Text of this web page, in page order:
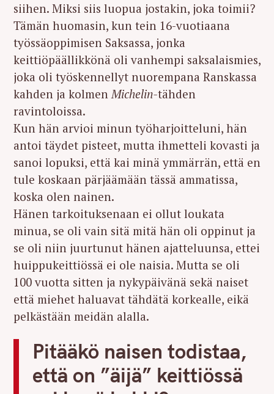
siihen. Miksi siis luopua jostakin, joka toimii?
Tämän huomasin, kun tein 16-vuotiaana
työssäoppimisen Saksassa, jonka
keittiöpäällikkönä oli vanhempi saksalaismies,
joka oli työskennellyt nuorempana Ranskassa
kahden ja kolmenMichelin-tähden
ravintoloissa.
Kun hän arvioi minun työharjoitteluni, hän
antoi täydet pisteet, mutta ihmetteli kovasti ja
sanoi lopuksi, että kai minä ymmärrän, että en
tule koskaan pärjäämään tässä ammatissa,
koska olen nainen.
Hänen tarkoituksenaan ei ollut loukata
minua, se oli vain sitä mitä hän oli oppinut ja
se oli niin juurtunut hänen ajatteluunsa, ettei
huippukeittiössä ei ole naisia. Mutta se oli
100 vuotta sitten ja nykypäivänä sekä naiset
että miehet haluavat tähdätä korkealle, eikä
pelkästään meidän alalla.
Pitääkö naisen todistaa,
että on ”äijä” keittiössä